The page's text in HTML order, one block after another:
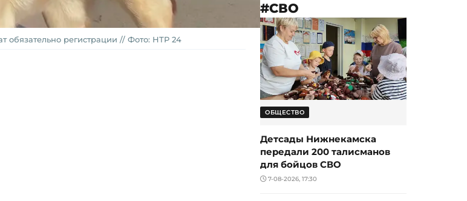
обязательно регистрации // Фото: НТР 24
#СВО
ОБЩЕСТВО
Детсады Нижнекамска
передали 200 талисманов
для бойцов СВО
7-08-2026, 17:30